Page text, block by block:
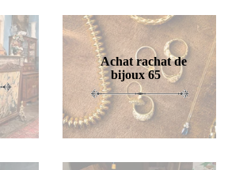
Achat rachat de
bijoux 65